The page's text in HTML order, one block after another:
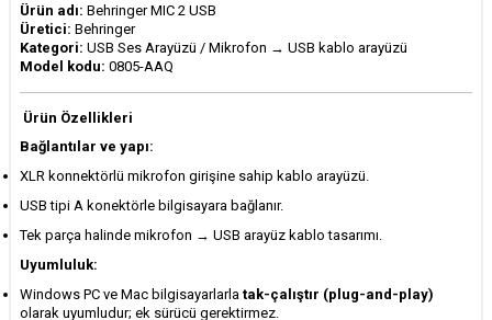
Ürün adı: Behringer MIC 2 USB
Üretici: Behringer
Kategori: USB Ses Arayüzü / Mikrofon → USB kablo arayüzü
Model kodu: 0805-AAQ
Ürün Özellikleri
Bağlantılar ve yapı:
XLR konnektörlü mikrofon girişine sahip kablo arayüzü.
USB tipi A konektörle bilgisayara bağlanır.
Tek parça halinde mikrofon → USB arayüz kablo tasarımı.
Uyumluluk:
Windows PC ve Mac bilgisayarlarla tak-çalıştır (plug-and-play)
olarak uyumludur; ek sürücü gerektirmez.